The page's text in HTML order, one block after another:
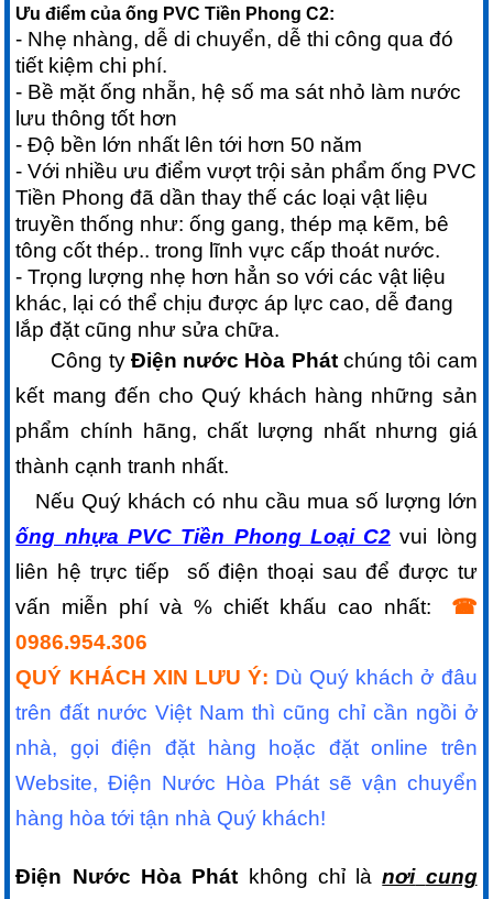
Ưu điểm của ống PVC Tiền Phong C2:
- Nhẹ nhàng, dễ di chuyển, dễ thi công qua đó
tiết kiệm chi phí.
- Bề mặt ống nhẵn, hệ số ma sát nhỏ làm nước
lưu thông tốt hơn
- Độ bền lớn nhất lên tới hơn 50 năm
- Với nhiều ưu điểm vượt trội sản phẩm ống PVC
Tiền Phong đã dần thay thế các loại vật liệu
truyền thống như: ống gang, thép mạ kẽm, bê
tông cốt thép.. trong lĩnh vực cấp thoát nước.
- Trọng lượng nhẹ hơn hẳn so với các vật liệu
khác, lại có thể chịu được áp lực cao, dễ đang
lắp đặt cũng như sửa chữa.
Công tyĐiện nước Hòa Phátchúng tôi cam
kết mang đến cho Quý khách hàng những sản
phẩm chính hãng, chất lượng nhất nhưng giá
thành cạnh tranh nhất.
Nếu Quý khách có nhu cầu mua số lượng lớn
ống nhựa PVC Tiền Phong Loại C2 vui lòng
liên hệ trực tiếp số điện thoại sau để được tư
vấn miễn phí và % chiết khấu cao nhất:
☎
0986.954.306
QUÝ KHÁCH XIN LƯU Ý: Dù Quý khách ở đâu
trên đất nước Việt Nam thì cũng chỉ cần ngồi ở
nhà, gọi điện đặt hàng hoặc đặt online trên
Website, Điện Nước Hòa Phát sẽ vận chuyển
hàng hòa tới tận nhà Quý khách!
Điện Nước Hòa Phát không chỉ lànơi cung